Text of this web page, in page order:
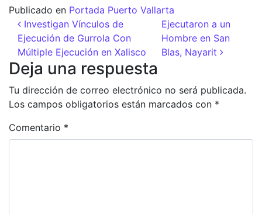
Publicado en Portada Puerto Vallarta
Navegación de entradas
Investigan Vínculos de
Ejecución de Gurrola Con
Múltiple Ejecución en Xalisco
Ejecutaron a un
Hombre en San
Blas, Nayarit
Deja una respuesta
Tu dirección de correo electrónico no será publicada.
Los campos obligatorios están marcados con *
Comentario *